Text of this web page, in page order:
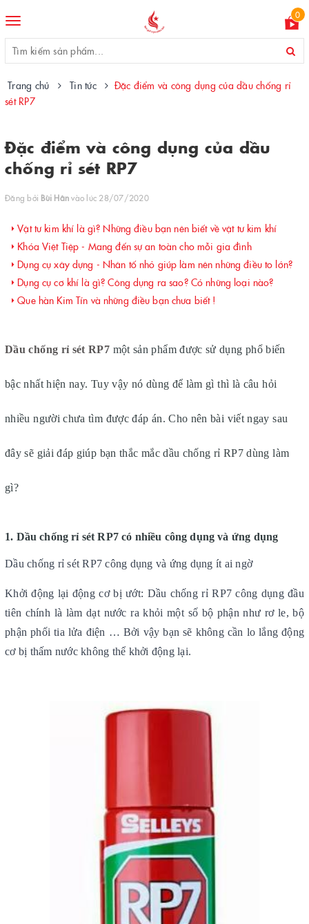
Toggle
navigation
0
Trang chủ Tin tức
Đặc điểm và công dụng của dầu chống rỉ
sét RP7
Đặc điểm và công dụng của dầu
chống rỉ sét RP7
Đăng bởi Bùi Hânvào lúc 28/07/2020
Vật tư kim khí là gì? Những điều bạn nên biết về vật tư kim khí
Khóa Việt Tiệp - Mang đến sự an toàn cho mỗi gia đình
Dụng cụ xây dựng - Nhân tố nhỏ giúp làm nên những điều to lớn?
Dụng cụ cơ khí là gì? Công dụng ra sao? Có những loại nào?
Que hàn Kim Tín và những điều bạn chưa biết !
Dầu chống rỉ sét RP7 một sản phẩm được sử dụng phổ biến
bậc nhất hiện nay. Tuy vậy nó dùng để làm gì thì là câu hỏi
nhiều người chưa tìm được đáp án. Cho nên bài viết ngay sau
đây sẽ giải đáp giúp bạn thắc mắc dầu chống rỉ RP7 dùng làm
gì?
1. Dầu chống rỉ sét RP7 có nhiều công dụng và ứng dụng
Dầu chống rỉ sét RP7 công dụng và ứng dụng ít ai ngờ
Khởi động lại động cơ bị ướt: Dầu chống rỉ RP7 công dụng đầu
tiên chính là làm dạt nước ra khỏi một số bộ phận như rơ le, bộ
phận phối tia lửa điện … Bởi vậy bạn sẽ không cần lo lắng động
cơ bị thấm nước không thể khởi động lại.